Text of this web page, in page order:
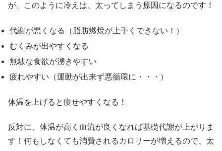
が。このように冷えは、太ってしまう原因になるのです！
代謝が悪くなる（脂肪燃焼が上手くできない！）
むくみが出やすくなる
無駄な食欲が湧きやすい
疲れやすい（運動が出来ず悪循環に・・・）
体温を上げると痩せやすくなる！
反対に、体温が高く血流が良くなれば基礎代謝が上がりま
す！何もしなくても消費されるカロリーが増えるので、太